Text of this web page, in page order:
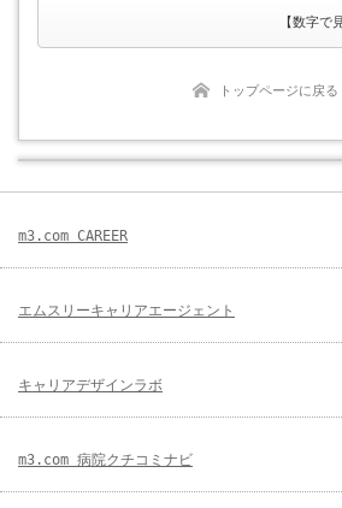
【数字で
トップページに戻る
m3.com CAREER
エムスリーキャリアエージェント
キャリアデザインラボ
m3.com 病院クチコミナビ